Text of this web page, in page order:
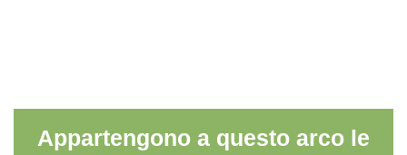
Appartengono a questo arco le